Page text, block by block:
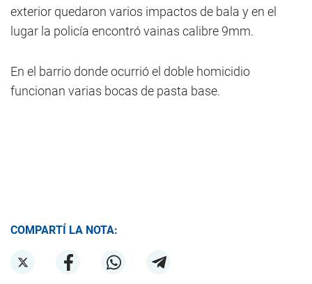
exterior quedaron varios impactos de bala y en el
lugar la policía encontró vainas calibre 9mm.
En el barrio donde ocurrió el doble homicidio
funcionan varias bocas de pasta base.
COMPARTÍ LA NOTA: